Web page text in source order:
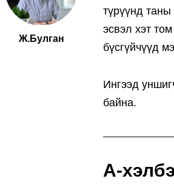
Ж.Булган
түрүүнд
эсвэл хэт
бүсгүйчүүд
Ингээд
байна.
А-